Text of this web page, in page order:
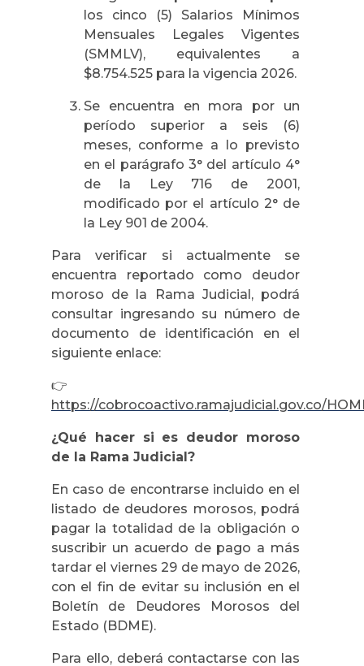
los cinco (5) Salarios Mínimos
Mensuales Legales Vigentes
(SMMLV), equivalentes a
$8.754.525 para la vigencia 2026.
Se encuentra en mora por un
período superior a seis (6)
meses, conforme a lo previsto
en el parágrafo 3° del artículo 4°
de la Ley 716 de 2001,
modificado por el artículo 2° de
la Ley 901 de 2004.
Para verificar si actualmente se
encuentra reportado como deudor
moroso de la Rama Judicial, podrá
consultar ingresando su número de
documento de identificación en el
siguiente enlace:
👉
https://cobrocoactivo.ramajudicial.gov.co/
¿Qué hacer si es deudor moroso
de la Rama Judicial?
En caso de encontrarse incluido en el
listado de deudores morosos, podrá
pagar la totalidad de la obligación o
suscribir un acuerdo de pago a más
tardar el viernes 29 de mayo de 2026,
con el fin de evitar su inclusión en el
Boletín de Deudores Morosos del
Estado (BDME).
Para ello, deberá contactarse con las